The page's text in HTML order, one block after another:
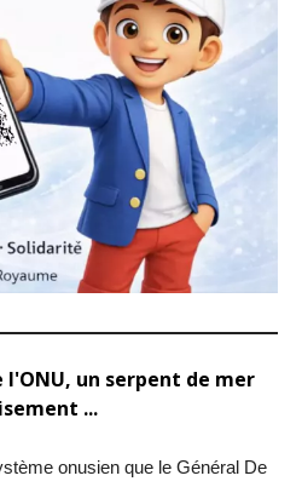
un serpent de mer
...
onusien que le Général De